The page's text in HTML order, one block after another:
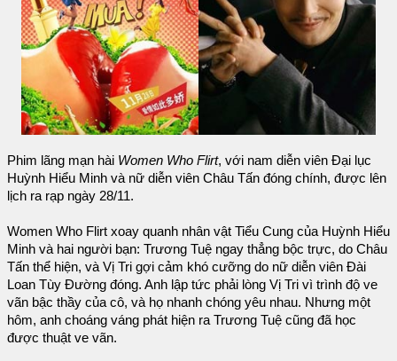
Phim lãng mạn hài Women Who Flirt, với nam diễn viên Đại lục
Huỳnh Hiểu Minh và nữ diễn viên Châu Tấn đóng chính, được lên
lịch ra rạp ngày 28/11.
Women Who Flirt xoay quanh nhân vật Tiểu Cung của Huỳnh Hiểu
Minh và hai người bạn: Trương Tuệ ngay thẳng bộc trực, do Châu
Tấn thể hiện, và Vị Tri gợi cảm khó cưỡng do nữ diễn viên Đài
Loan Tùy Đường đóng. Anh lập tức phải lòng Vị Tri vì trình độ ve
vãn bậc thầy của cô, và họ nhanh chóng yêu nhau. Nhưng một
hôm, anh choáng váng phát hiện ra Trương Tuệ cũng đã học
được thuật ve vãn.